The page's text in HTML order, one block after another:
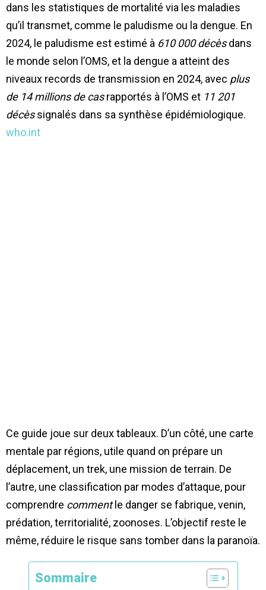
dans les statistiques de mortalité via les maladies
qu’il transmet, comme le paludisme ou la dengue. En
2024, le paludisme est estimé à 610 000 décèsdans
le monde selon l’OMS, et la dengue a atteint des
niveaux records de transmission en 2024, avec plus
de 14 millions de casrapportés à l’OMS et 11 201
décèssignalés dans sa synthèse épidémiologique.
who.int
Ce guide joue sur deux tableaux. D’un côté, une carte
mentale par régions, utile quand on prépare un
déplacement, un trek, une mission de terrain. De
l’autre, une classification par modes d’attaque, pour
comprendre commentle danger se fabrique, venin,
prédation, territorialité, zoonoses. L’objectif reste le
même, réduire le risque sans tomber dans la paranoïa.
Sommaire